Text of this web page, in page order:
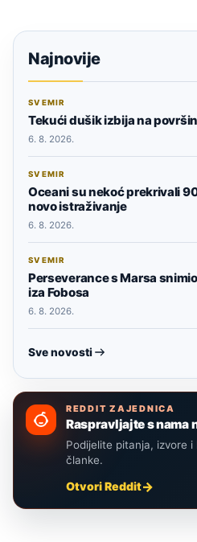
Najnovije
SVEMIR
Tekući dušik izbija na
6. 8. 2026.
SVEMIR
Oceani su nekoć prekrivali
novo istraživanje
6. 8. 2026.
SVEMIR
Perseverance s Marsa
iza Fobosa
6. 8. 2026.
Sve novosti
REDDIT ZAJEDNICA
Raspravljajte s nama
Podijelite pitanja, izvore
članke.
Otvori Reddit